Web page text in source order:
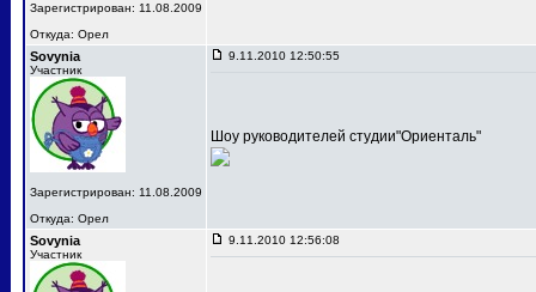
Зарегистрирован: 11.08.2009
Откуда: Орел
Sovynia
Участник
Зарегистрирован: 11.08.2009
Откуда: Орел
9.11.2010 12:50:55
Шоу руководителей студии"Ориенталь"
Sovynia
Участник
9.11.2010 12:56:08